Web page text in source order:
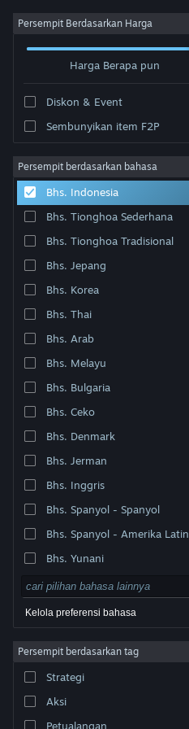
Login
Tentang
Bantuan
Ubah bahasa
Dapatkan Aplikasi Seluler Steam
Lihat situs web desktop
Undang. Semua merek dagang merupakan hak
Legal| Aksesibilitas
Pengembalian Dana
Persempit Berdasarkan Harga
Harga Berapa pun
Diskon & Event
Sembunyikan item F2P
Persempit berdasarkan bahasa
Bhs. Indonesia
Bhs. Tionghoa Sederhana
Bhs. Tionghoa Tradisional
Bhs. Jepang
Bhs. Korea
Bhs. Thai
Bhs. Arab
Bhs. Melayu
Bhs. Bulgaria
Bhs. Ceko
Bhs. Denmark
Bhs. Jerman
Bhs. Inggris
Bhs. Spanyol - Spanyol
Bhs. Spanyol - Amerika Latin
Bhs. Yunani
Kelola preferensi bahasa
Persempit berdasarkan tag
Strategi
Aksi
Petualangan
Pengembang: ashpdewan
Berdasarkan Relevansi
0 hasil cocok dengan pencarianmu. 2
berdasarkan preferensimu.